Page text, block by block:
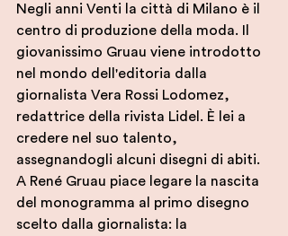
Negli anni Venti la città di Milano è il
centro di produzione della moda. Il
giovanissimo Gruau viene introdotto
nel mondo dell'editoria dalla
giornalista Vera Rossi Lodomez,
redattrice della rivista Lidel. È lei a
credere nel suo talento,
assegnandogli alcuni disegni di abiti.
A René Gruau piace legare la nascita
del monogramma al primo disegno
scelto dalla giornalista: la